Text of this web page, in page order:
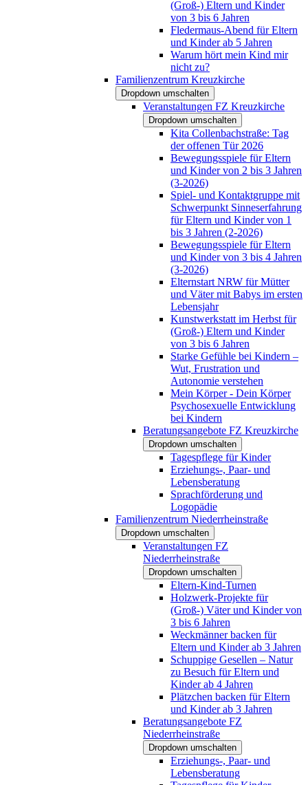
(Groß-) Eltern und Kinder
von 3 bis 6 Jahren
Fledermaus-Abend für Eltern
und Kinder ab 5 Jahren
Warum hört mein Kind mir
nicht zu?
Familienzentrum Kreuzkirche
Dropdown umschalten
Veranstaltungen FZ Kreuzkirche
Dropdown umschalten
Kita Collenbachstraße: Tag
der offenen Tür 2026
Bewegungsspiele für Eltern
und Kinder von 2 bis 3 Jahren
(3-2026)
Spiel- und Kontaktgruppe mit
Schwerpunkt Sinneserfahrung
für Eltern und Kinder von 1
bis 3 Jahren (2-2026)
Bewegungsspiele für Eltern
und Kinder von 3 bis 4 Jahren
(3-2026)
Elternstart NRW für Mütter
und Väter mit Babys im ersten
Lebensjahr
Kunstwerkstatt im Herbst für
(Groß-) Eltern und Kinder
von 3 bis 6 Jahren
Starke Gefühle bei Kindern –
Wut, Frustration und
Autonomie verstehen
Mein Körper - Dein Körper
Psychosexuelle Entwicklung
bei Kindern
Beratungsangebote FZ Kreuzkirche
Dropdown umschalten
Tagespflege für Kinder
Erziehungs-, Paar- und
Lebensberatung
Sprachförderung und
Logopädie
Familienzentrum Niederrheinstraße
Dropdown umschalten
Veranstaltungen FZ
Niederrheinstraße
Dropdown umschalten
Eltern-Kind-Turnen
Holzwerk-Projekte für
(Groß-) Väter und Kinder von
3 bis 6 Jahren
Weckmänner backen für
Eltern und Kinder ab 3 Jahren
Schuppige Gesellen – Natur
zu Besuch für Eltern und
Kinder ab 4 Jahren
Plätzchen backen für Eltern
und Kinder ab 3 Jahren
Beratungsangebote FZ
Niederrheinstraße
Dropdown umschalten
Erziehungs-, Paar- und
Lebensberatung